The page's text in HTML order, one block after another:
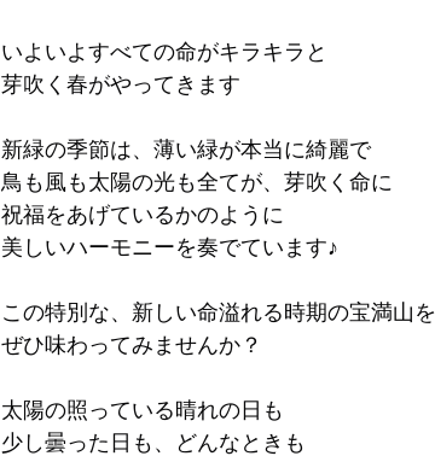
いよいよすべての命がキラキラと
芽吹く春がやってきます
新緑の季節は、薄い緑が本当に綺麗で
鳥も風も太陽の光も全てが、芽吹く命に
祝福をあげているかのように
美しいハーモニーを奏でています♪
この特別な、新しい命溢れる時期の宝満山を
ぜひ味わってみませんか？
太陽の照っている晴れの日も
少し曇った日も、どんなときも